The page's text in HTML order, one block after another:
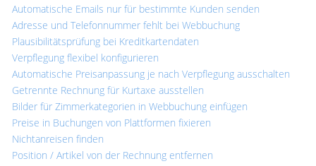
Automatische Emails nur für bestimmte Kunden senden
Adresse und Telefonnummer fehlt bei Webbuchung
Plausibilitätsprüfung bei Kreditkartendaten
Verpflegung flexibel konfigurieren
Automatische Preisanpassung je nach Verpflegung ausschalten
Getrennte Rechnung für Kurtaxe ausstellen
Bilder für Zimmerkategorien in Webbuchung einfügen
Preise in Buchungen von Plattformen fixieren
Nichtanreisen finden
Position / Artikel von der Rechnung entfernen